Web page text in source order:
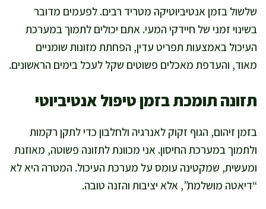
שלשול בזמן אנטיביוטיקה מטריד רבים. לפעמים מדובר
בשינוי זמני של חיידקי המעי. אתם יכולים לתמוך במערכת
העיכול באמצעות תפריט עדין, הפחתת מזונות שומניים
מאוד, והעדפת מאכלים פשוטים שקל לעכל בימים הראשונים.
תזונה תומכת בזמן טיפול אנטיביוטי
בזמן זיהום, הגוף זקוק לאנרגיה ולחלבון כדי לתקן רקמות
ולתמוך במערכת החיסון. אני מכוונת לתזונה פשוטה, מאוזנת
ומעשית, שמקטינה עומס על מערכת העיכול. המטרה היא לא
“דיאטה מושלמת”, אלא יציבות והזנה טובה.